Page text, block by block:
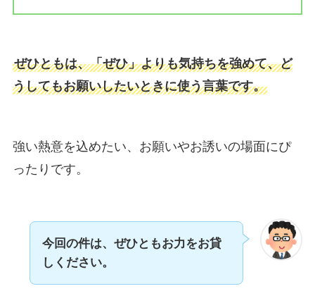
ぜひともは、「ぜひ」よりも気持ちを強めて、ど
うしてもお願いしたいときに使う言葉です。
強い熱意を込めたい、お願いやお誘いの場面にぴ
ったりです。
今回の件は、ぜひともお力をお貸
しください。